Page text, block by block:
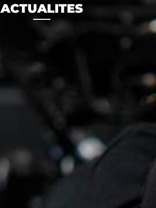
ACTUALITES